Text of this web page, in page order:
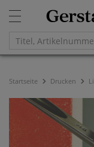
Startseite Drucken